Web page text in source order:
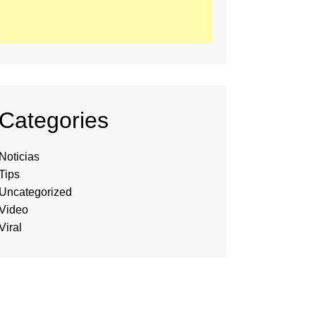
Categories
Noticias
Uncategorized